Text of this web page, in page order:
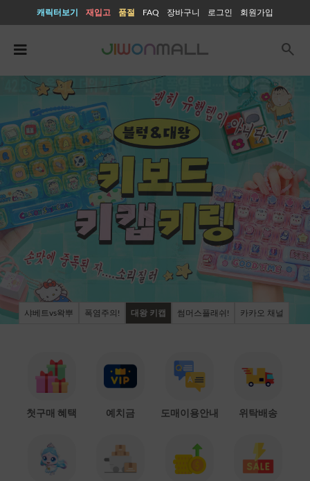
캐릭터보기 재입고 품절 FAQ 장바구니 로그인 회원가입
search
샤베트vs왁뿌 폭염주의! 대왕 키캡 썸머스플래쉬! 카카오 채널
첫구매 혜택 예치금 도매이용안내 위탁배송